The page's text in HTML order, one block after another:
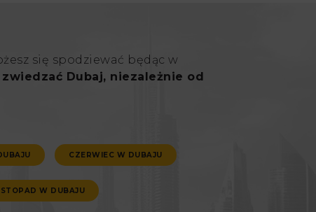
się spodziewać będąc w
Dubaj, niezależnie od
CZERWIEC W DUBAJU
W DUBAJU